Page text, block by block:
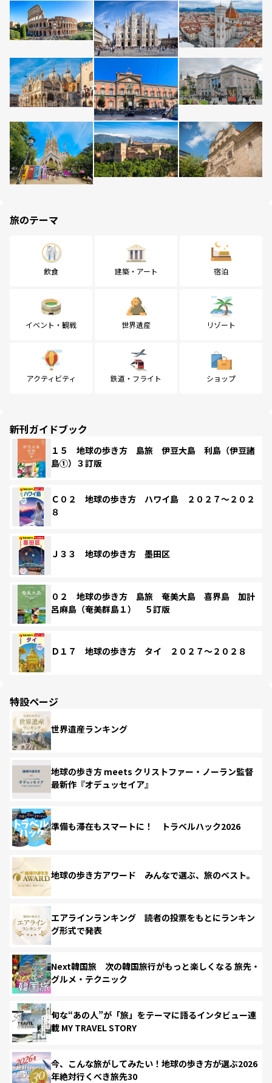
旅のテーマ
飲食 建築・アート 宿泊
イベント・観戦 世界遺産 リゾート
アクティビティ 鉄道・フライト ショップ
新刊ガイドブック
１５ 地球の歩き方 島旅 伊豆大島 利島（伊豆諸
島①）３訂版
Ｃ０２ 地球の歩き方 ハワイ島 ２０２７～２０２
８
Ｊ３３ 地球の歩き方 墨田区
０２ 地球の歩き方 島旅 奄美大島 喜界島 加計
呂麻島（奄美群島１） ５訂版
Ｄ１７ 地球の歩き方 タイ ２０２７～２０２８
特設ページ
世界遺産ランキング
地球の歩き方 meets クリストファー・ノーラン監督
最新作『オデュッセイア』
準備も滞在もスマートに！ トラベルハック2026
地球の歩き方アワード みんなで選ぶ、旅のベスト。
エアラインランキング 読者の投票をもとにランキン
グ形式で発表
Next韓国旅 次の韓国旅行がもっと楽しくなる 旅先・
グルメ・テクニック
旬な“あの人”が「旅」をテーマに語るインタビュー連
載 MY TRAVEL STORY
今、こんな旅がしてみたい！地球の歩き方が選ぶ2026
年絶対行くべき旅先30